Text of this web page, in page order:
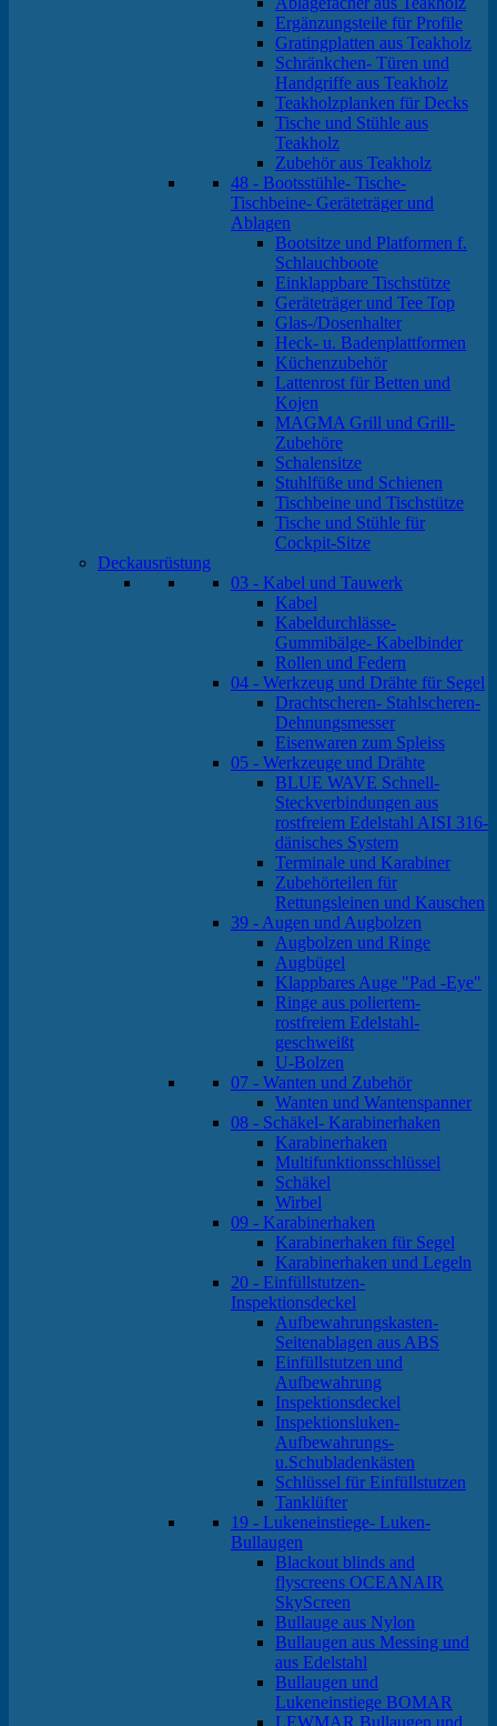
Ergänzungsteile für Profile
Gratingplatten aus Teakholz
Schränkchen- Türen und
Handgriffe aus Teakholz
Teakholzplanken für Decks
Tische und Stühle aus
Teakholz
Zubehör aus Teakholz
48 - Bootsstühle- Tische-
Tischbeine- Geräteträger und
Ablagen
Bootsitze und Platformen f.
Schlauchboote
Einklappbare Tischstütze
Geräteträger und Tee Top
Glas-/Dosenhalter
Heck- u. Badenplattformen
Küchenzubehör
Lattenrost für Betten und
Kojen
MAGMA Grill und Grill-
Zubehöre
Schalensitze
Stuhlfüße und Schienen
Tischbeine und Tischstütze
Tische und Stühle für
Cockpit-Sitze
Deckausrüstung
03 - Kabel und Tauwerk
Kabel
Kabeldurchlässe-
Gummibälge- Kabelbinder
Rollen und Federn
04 - Werkzeug und Drähte für Segel
Drachtscheren- Stahlscheren-
Dehnungsmesser
Eisenwaren zum Spleiss
05 - Werkzeuge und Drähte
BLUE WAVE Schnell-
Steckverbindungen aus
rostfreiem Edelstahl AISI 316-
dänisches System
Terminale und Karabiner
Zubehörteilen für
Rettungsleinen und Kauschen
39 - Augen und Augbolzen
Augbolzen und Ringe
Augbügel
Klappbares Auge "Pad -Eye"
Ringe aus poliertem-
rostfreiem Edelstahl-
geschweißt
U-Bolzen
07 - Wanten und Zubehör
Wanten und Wantenspanner
08 - Schäkel- Karabinerhaken
Karabinerhaken
Multifunktionsschlüssel
Schäkel
Wirbel
09 - Karabinerhaken
Karabinerhaken für Segel
Karabinerhaken und Legeln
20 - Einfüllstutzen-
Inspektionsdeckel
Aufbewahrungskasten-
Seitenablagen aus ABS
Einfüllstutzen und
Aufbewahrung
Inspektionsdeckel
Inspektionsluken-
Aufbewahrungs-
u.Schubladenkästen
Schlüssel für Einfüllstutzen
Tanklüfter
19 - Lukeneinstiege- Luken-
Bullaugen
Blackout blinds and
flyscreens OCEANAIR
SkyScreen
Bullauge aus Nylon
Bullaugen aus Messing und
aus Edelstahl
Bullaugen und
Lukeneinstiege BOMAR
LEWMAR Bullaugen und